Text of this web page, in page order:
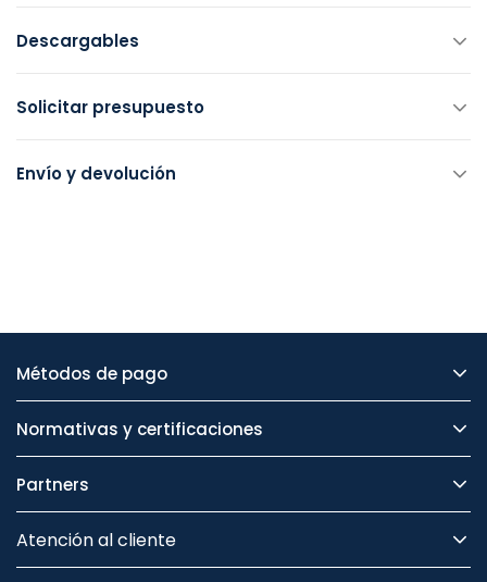
Descargables
Solicitar presupuesto
Envío y devolución
Métodos de pago
Normativas y certificaciones
Partners
Atención al cliente